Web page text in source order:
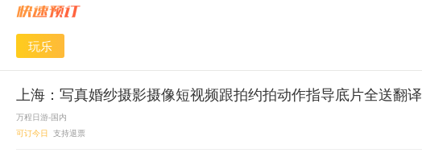
玩乐
上海：写真婚纱摄影摄像短视频跟拍约拍动作指导底片全送翻译
万程日游-国内
可订今日 支持退票